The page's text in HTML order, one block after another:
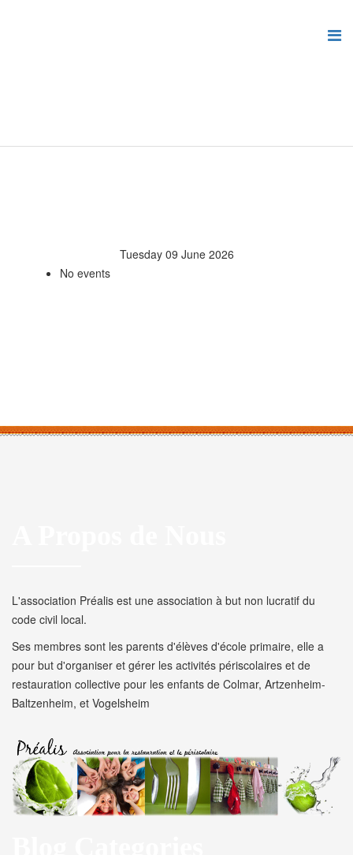
Tuesday 09 June 2026
No events
L'association Préalis est une association à but non lucratif du
code civil local.
Ses membres sont les parents d'élèves d'école primaire, elle a
pour but d'organiser et gérer les activités périscolaires et de
restauration collective pour les enfants de Colmar, Artzenheim-
Baltzenheim, et Vogelsheim